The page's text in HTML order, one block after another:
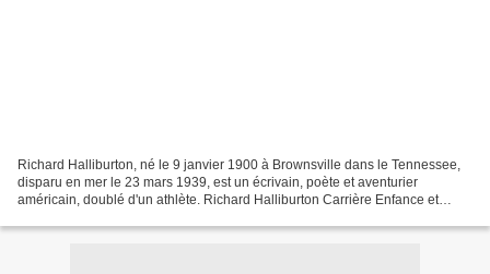
Richard Halliburton, né le 9 janvier 1900 à Brownsville dans le Tennessee,
disparu en mer le 23 mars 1939, est un écrivain, poète et aventurier
américain, doublé d'un athlète. Richard Halliburton Carrière Enfance et